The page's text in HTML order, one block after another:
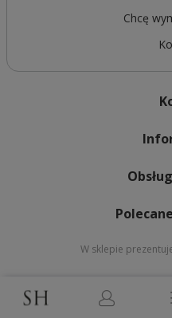
Chcę
W sklepie